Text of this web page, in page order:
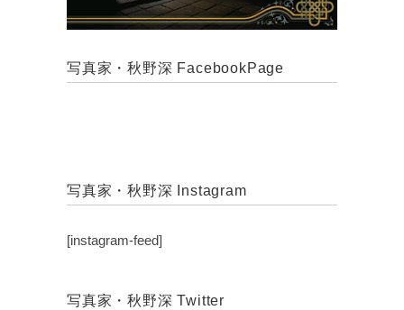
写真家・秋野深 FacebookPage
写真家・秋野深 Instagram
[instagram-feed]
写真家・秋野深 Twitter